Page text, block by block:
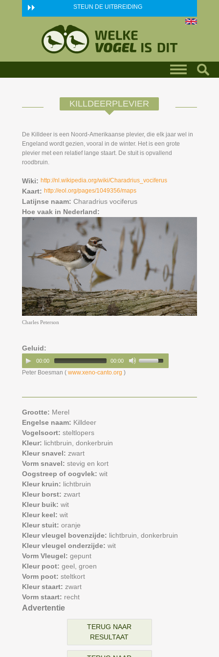
Skip to main content STEUN DE UITBREIDING
KILLDEERPLEVIER
De Killdeer is een Noord-Amerikaanse plevier, die elk jaar wel in
Engeland wordt gezien, vooral in de winter. Het is een grote
plevier met een relatief lange staart. De stuit is opvallend
roodbruin.
Wiki: http://nl.wikipedia.org/wiki/Charadrius_vociferus
Kaart: http://eol.org/pages/1049356/maps
Latijnse naam: Charadrius vociferus
Hoe vaak in Nederland:
Charles Peterson
Geluid:
00:00 00:00
Peter Boesman ( www.xeno-canto.org )
Grootte: Merel
Engelse naam: Killdeer
Vogelsoort: steltlopers
Kleur: lichtbruin, donkerbruin
Kleur snavel: zwart
Vorm snavel: stevig en kort
Oogstreep of oogvlek: wit
Kleur kruin: lichtbruin
Kleur borst: zwart
Kleur buik: wit
Kleur keel: wit
Kleur stuit: oranje
Kleur vleugel bovenzijde: lichtbruin, donkerbruin
Kleur vleugel onderzijde: wit
Vorm Vleugel: gepunt
Kleur poot: geel, groen
Vorm poot: steltkort
Kleur staart: zwart
Vorm staart: recht
Advertentie
TERUG NAAR
RESULTAAT